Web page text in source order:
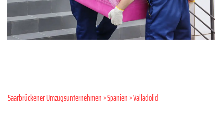
Saarbrückener Umzugsunternehmen»Spanien» Valladolid